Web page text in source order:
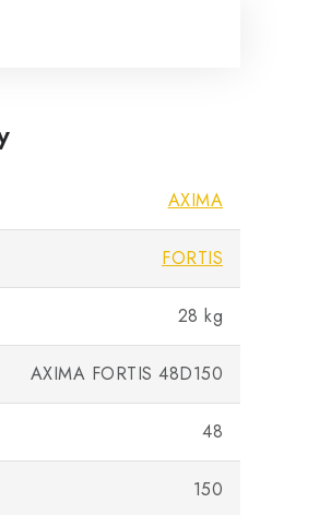
AXIMA
FORTIS
28 kg
AXIMA FORTIS 48D150
48
150